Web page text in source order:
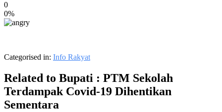
0
0%
Categorised in: Info Rakyat
Related to Bupati : PTM Sekolah
Terdampak Covid-19 Dihentikan
Sementara